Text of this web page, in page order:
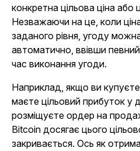
конкретна цільова ціна або
Незважаючи на це, коли
заданого рівня, угоду
автоматично, ввівши
час виконання угоди.
Наприклад, якщо ви
маєте цільовий прибуток у
розміщуєте ордер на
Bitcoin досягає цього
закривається. Ось як